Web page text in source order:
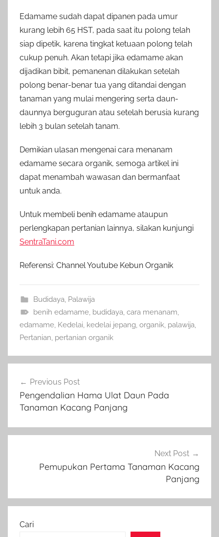
Edamame sudah dapat dipanen pada umur
kurang lebih 65 HST, pada saat itu polong telah
siap dipetik, karena tingkat ketuaan polong telah
cukup penuh. Akan tetapi jika edamame akan
dijadikan bibit, pemanenan dilakukan setelah
polong benar-benar tua yang ditandai dengan
tanaman yang mulai mengering serta daun-
daunnya berguguran atau setelah berusia kurang
lebih 3 bulan setelah tanam.
Demikian ulasan mengenai cara menanam
edamame secara organik, semoga artikel ini
dapat menambah wawasan dan bermanfaat
untuk anda.
Untuk membeli benih edamame ataupun
perlengkapan pertanian lainnya, silakan kunjungi
SentraTani.com
Referensi: Channel Youtube Kebun Organik
Budidaya, Palawija
benih edamame, budidaya, cara menanam,
edamame, Kedelai, kedelai jepang, organik, palawija,
Pertanian, pertanian organik
pos
Previous Post
Pengendalian Hama Ulat Daun Pada
Tanaman Kacang Panjang
Next Post
Pemupukan Pertama Tanaman Kacang
Panjang
Cari